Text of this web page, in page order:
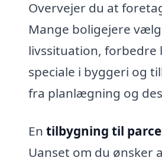
Overvejer du at
Mange boligejere
livssituation, forbedre
speciale i byggeri og
fra planlægning og
En tilbygning til
Uanset om du ønsker